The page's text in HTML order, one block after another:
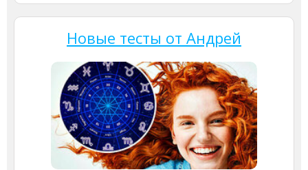
Новые тесты от Андрей